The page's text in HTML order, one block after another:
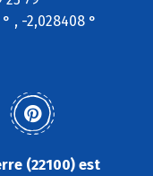
, -2,028408 °
(22100) est